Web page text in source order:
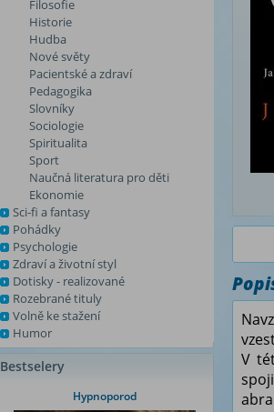
Filosofie
Historie
Hudba
Nové světy
Pacientské a zdraví
Pedagogika
Slovníky
Sociologie
Spiritualita
Sport
Naučná literatura pro děti
Ekonomie
Sci-fi a fantasy
Pohádky
Psychologie
Zdraví a životní styl
Dotisky - realizované
Rozebrané tituly
Volně ke stažení
Humor
Bestselery
Hypnoporod
V